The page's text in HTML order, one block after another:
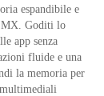
espandibile e
MX. Goditi lo
app senza
fluide e una
la memoria per